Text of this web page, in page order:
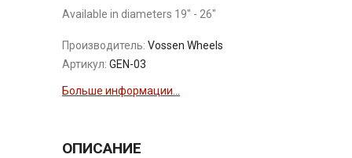
Available in diameters 19" - 26"
Производитель: Vossen Wheels
Артикул: GEN-03
Больше информации...
ОПИСАНИЕ